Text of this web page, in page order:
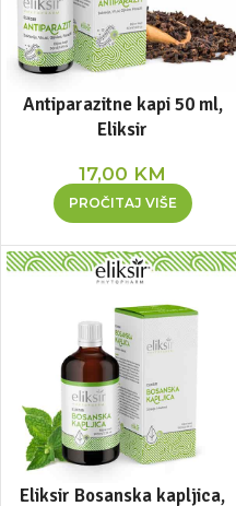
Antiparazitne kapi 50 ml,
Eliksir
17,00 KM
PROČITAJ VIŠE
Eliksir Bosanska kapljica,